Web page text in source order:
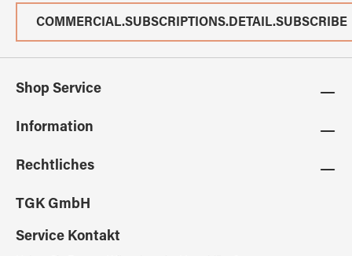
COMMERCIAL.SUBSCRIPTIONS.DETAIL.SUBSCRIBE
Shop Service
Information
Rechtliches
TGK GmbH
Service Kontakt